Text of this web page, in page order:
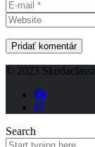
© 2023
Search